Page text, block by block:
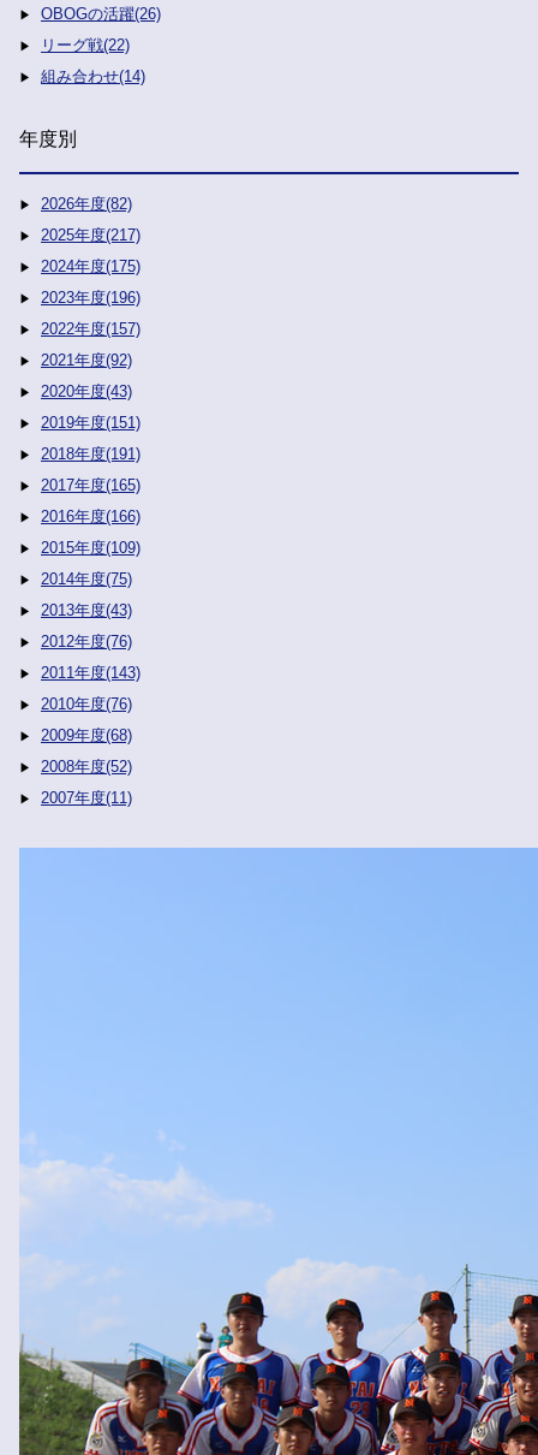
OBOGの活躍(26)
リーグ戦(22)
組み合わせ(14)
年度別
2026年度(82)
2025年度(217)
2024年度(175)
2023年度(196)
2022年度(157)
2021年度(92)
2020年度(43)
2019年度(151)
2018年度(191)
2017年度(165)
2016年度(166)
2015年度(109)
2014年度(75)
2013年度(43)
2012年度(76)
2011年度(143)
2010年度(76)
2009年度(68)
2008年度(52)
2007年度(11)